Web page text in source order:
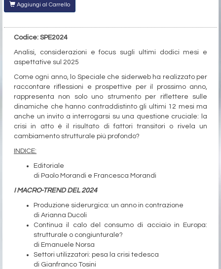
Aggiungi al Carrello
Codice: SPE2024
Analisi, considerazioni e focus sugli ultimi dodici mesi e
aspettative sul 2025
Come ogni anno, lo Speciale che siderweb ha realizzato per
raccontare riflessioni e prospettive per il prossimo anno,
rappresenta non solo uno strumento per riflettere sulle
dinamiche che hanno contraddistinto gli ultimi 12 mesi ma
anche un invito a interrogarsi su una questione cruciale: la
crisi in atto è il risultato di fattori transitori o rivela un
cambiamento strutturale più profondo?
INDICE:
Editoriale
di Paolo Morandi e Francesca Morandi
I MACRO-TREND DEL 2024
Produzione siderurgica: un anno in contrazione
di Arianna Ducoli
Continua il calo del consumo di acciaio in Europa:
strutturale o congiunturale?
di Emanuele Norsa
Settori utilizzatori: pesa la crisi tedesca
di Gianfranco Tosini